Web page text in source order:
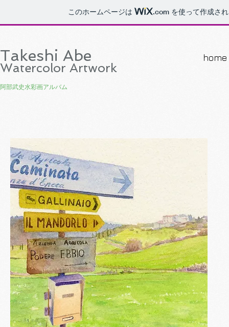
このホームページは .com を使って作成さ
Takeshi Abe
Watercolor Artwork
home
阿部武史水彩画アルバム